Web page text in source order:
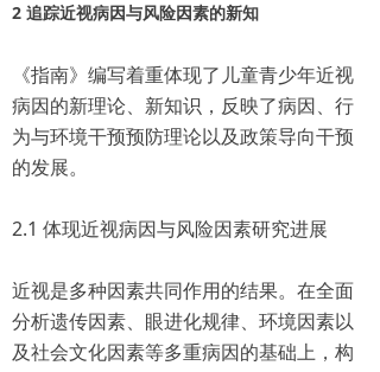
2 追踪近视病因与风险因素的新知
《指南》编写着重体现了儿童青少年近视
病因的新理论、新知识，反映了病因、行
为与环境干预预防理论以及政策导向干预
的发展。
2.1 体现近视病因与风险因素研究进展
近视是多种因素共同作用的结果。在全面
分析遗传因素、眼进化规律、环境因素以
及社会文化因素等多重病因的基础上，构